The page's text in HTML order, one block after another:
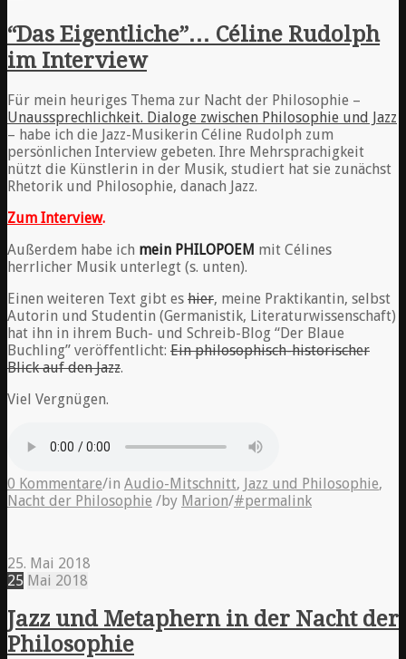
“Das Eigentliche”… Céline Rudolph
im Interview
Für mein heuriges Thema zur Nacht der Philosophie –
Unaussprechlichkeit. Dialoge zwischen Philosophie und Jazz
– habe ich die Jazz-Musikerin Céline Rudolph zum
persönlichen Interview gebeten. Ihre Mehrsprachigkeit
nützt die Künstlerin in der Musik, studiert hat sie zunächst
Rhetorik und Philosophie, danach Jazz.
Zum Interview.
Außerdem habe ich mein PHILOPOEM mit Célines
herrlicher Musik unterlegt (s. unten).
Einen weiteren Text gibt es hier, meine Praktikantin, selbst
Autorin und Studentin (Germanistik, Literaturwissenschaft)
hat ihn in ihrem Buch- und Schreib-Blog “Der Blaue
Buchling” veröffentlicht: Ein philosophisch-historischer
Blick auf den Jazz.
Viel Vergnügen.
0 Kommentare/in Audio-Mitschnitt, Jazz und Philosophie,
Nacht der Philosophie /by Marion/#permalink
25. Mai 2018
25 Mai 2018
Jazz und Metaphern in der Nacht der
Philosophie